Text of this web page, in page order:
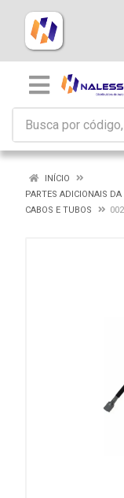
INÍCIO
PARTES ADICIONAIS
CABOS E TUBOS